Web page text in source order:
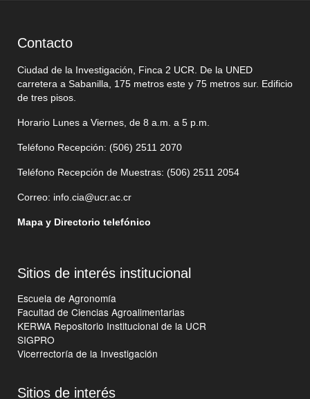
Contacto
Ciudad de la Investigación, Finca 2 UCR. De la UNED
carretera a Sabanilla, 175 metros este y 75 metros sur. Edificio
de tres pisos.
Horario Lunes a Viernes, de 8 a.m. a 5 p.m.
Teléfono Recepción: (506) 2511 2070
Teléfono Recepción de Muestras: (506) 2511 2054
Correo: info.cia@ucr.ac.cr
Mapa y Directorio telefónico
Sitios de interés institucional
Escuela de Agronomía
Facultad de Ciencias Agroalimentarias
KERWA Repositorio Institucional de la UCR
SIGPRO
Vicerrectoría de la Investigación
Sitios de interés